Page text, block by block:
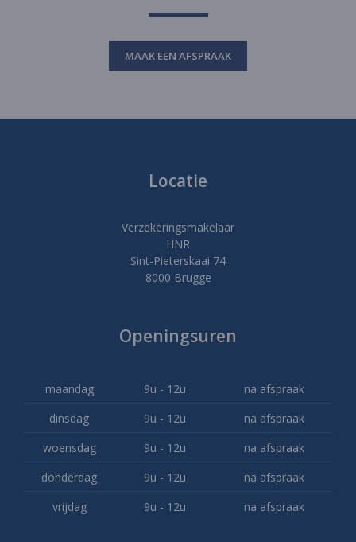
MAAK EEN AFSPRAAK
Locatie
Verzekeringsmakelaar
HNR
Sint-Pieterskaai 74
8000 Brugge
Openingsuren
maandag 9u - 12u
na afspraak
dinsdag
9u - 12u
na afspraak
woensdag
9u - 12u
na afspraak
donderdag
9u - 12u
na afspraak
vrijdag
9u - 12u na afspraak